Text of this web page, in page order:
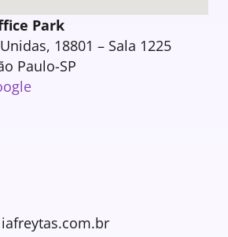
Park
18801 – Sala 1225
Paulo-SP